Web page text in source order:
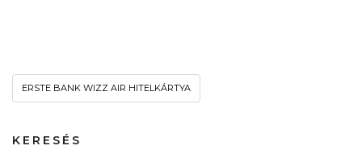
ERSTE BANK WIZZ AIR HITELKÁRTYA
KERESÉS